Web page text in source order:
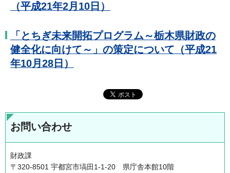
（平成21年2月10日）
「とちぎ未来開拓プログラム～栃木県財政の
健全化に向けて～」の策定について（平成21
年10月28日）
お問い合わせ
財政課
〒320-8501 宇都宮市塙田1-1-20 県庁舎本館10階